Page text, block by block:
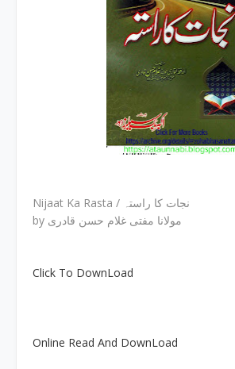
Nijaat Ka Rasta / نجات کا راستہ
by مولانا مفتی غلام حسن قادری
Click To DownLoad
Online Read And DownLoad